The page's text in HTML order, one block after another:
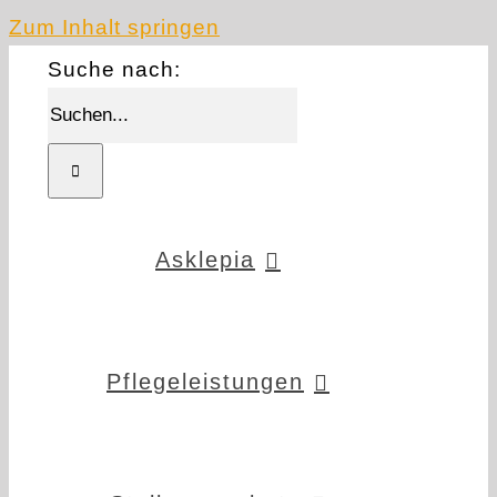
Zum Inhalt springen
Suche nach:
Asklepia
Pflegeleistungen